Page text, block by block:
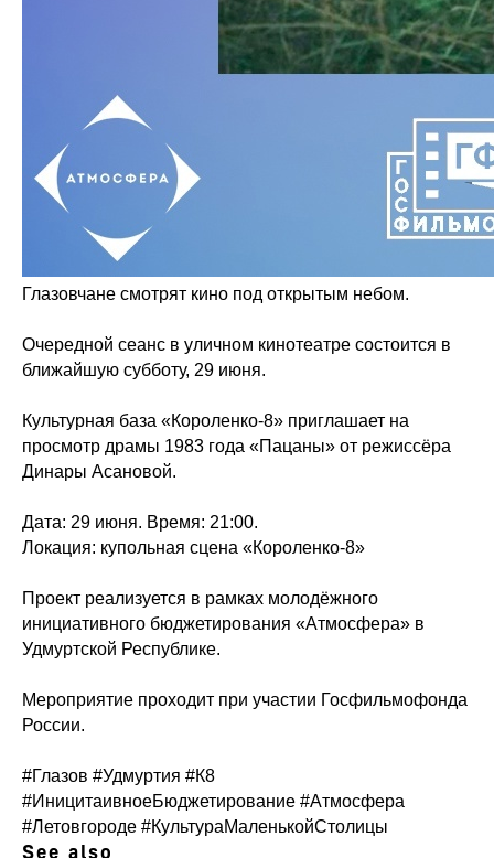
Глазовчане смотрят кино под открытым небом.
Очередной сеанс в уличном кинотеатре состоится в
ближайшую субботу, 29 июня.
Культурная база «Короленко-8» приглашает на
просмотр драмы 1983 года «Пацаны» от режиссёра
Динары Асановой.
Дата: 29 июня. Время: 21:00.
Локация: купольная сцена «Короленко-8»
Проект реализуется в рамках молодёжного
инициативного бюджетирования «Атмосфера» в
Удмуртской Республике.
Мероприятие проходит при участии Госфильмофонда
России.
#Глазов #Удмуртия #К8
#ИницитаивноеБюджетирование #Атмосфера
#Летовгороде #КультураМаленькойСтолицы
See also